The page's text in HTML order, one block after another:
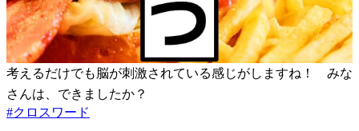
考えるだけでも脳が刺激されている感じがしますね！ みな
さんは、できましたか？
#クロスワード